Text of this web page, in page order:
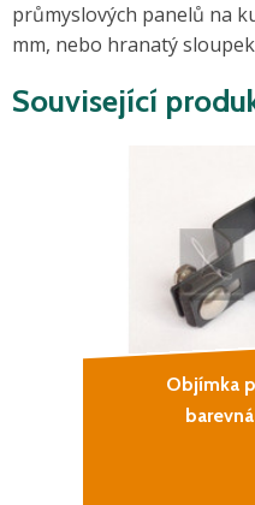
průmyslových panelů na
mm, nebo hranatý
Související
Objímka